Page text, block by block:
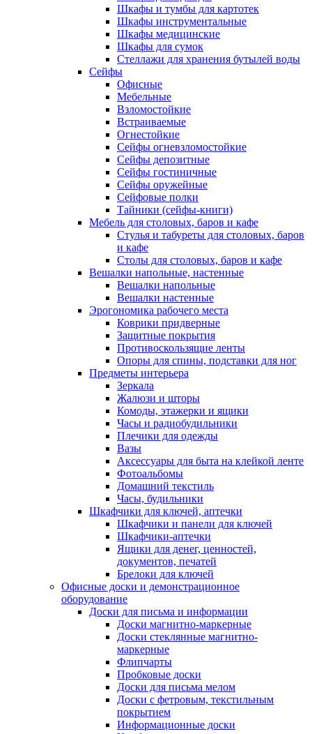
Шкафы и тумбы для картотек
Шкафы инструментальные
Шкафы медицинские
Шкафы для сумок
Стеллажи для хранения бутылей воды
Сейфы
Офисные
Мебельные
Взломостойкие
Встраиваемые
Огнестойкие
Сейфы огневзломостойкие
Сейфы депозитные
Сейфы гостиничные
Сейфы оружейные
Сейфовые полки
Тайники (сейфы-книги)
Мебель для столовых, баров и кафе
Стулья и табуреты для столовых, баров
и кафе
Столы для столовых, баров и кафе
Вешалки напольные, настенные
Вешалки напольные
Вешалки настенные
Эрогономика рабочего места
Коврики придверные
Защитные покрытия
Противоскользящие ленты
Опоры для спины, подставки для ног
Предметы интерьера
Зеркала
Жалюзи и шторы
Комоды, этажерки и ящики
Часы и радиобудильники
Плечики для одежды
Вазы
Аксессуары для быта на клейкой ленте
Фотоальбомы
Домашний текстиль
Часы, будильники
Шкафчики для ключей, аптечки
Шкафчики и панели для ключей
Шкафчики-аптечки
Ящики для денег, ценностей,
документов, печатей
Брелоки для ключей
Офисные доски и демонстрационное
оборудование
Доски для письма и информации
Доски магнитно-маркерные
Доски стеклянные магнитно-
маркерные
Флипчарты
Пробковые доски
Доски для письма мелом
Доски с фетровым, текстильным
покрытием
Информационные доски